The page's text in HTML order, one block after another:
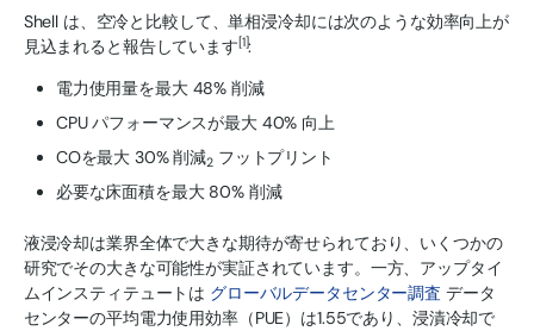
Shell は、空冷と比較して、単相浸冷却には次のような効率向上が
見込まれると報告しています[1]:
電力使用量を最大 48% 削減
CPU パフォーマンスが最大 40% 向上
COを最大 30% 削減2 フットプリント
必要な床面積を最大 80% 削減
液浸冷却は業界全体で大きな期待が寄せられており、いくつかの
研究でその大きな可能性が実証されています。一方、アップタイ
ムインスティテュートは グローバルデータセンター調査 データ
センターの平均電力使用効率（PUE）は1.55であり、浸漬冷却で